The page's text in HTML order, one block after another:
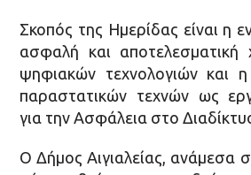
Σκοπός της Ημερίδας είναι η
ασφαλή και
ψηφιακών τεχνολογιών και
παραστατικών τεχνών ως
για την Ασφάλεια στο
Ο Δήμος Αιγιαλείας, ανάμεσα